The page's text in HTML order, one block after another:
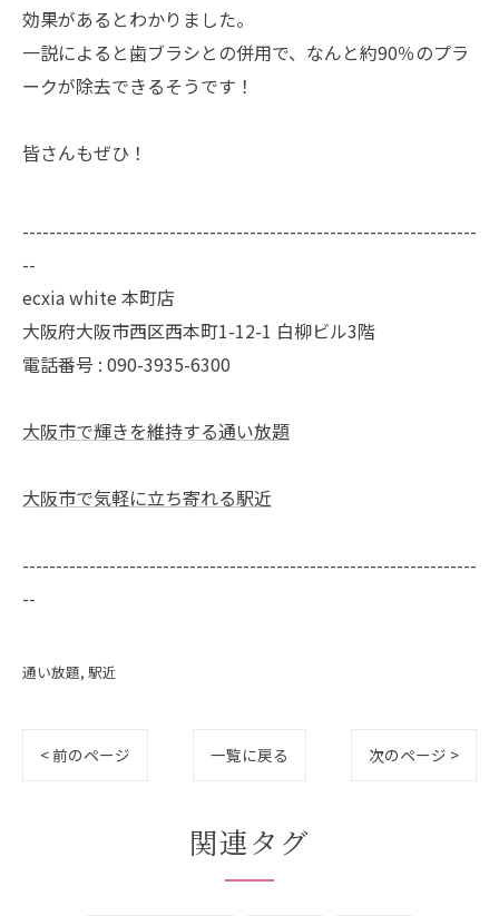
効果があるとわかりました。
一説によると歯ブラシとの併用で、なんと約90％のプラ
ークが除去できるそうです！
皆さんもぜひ！
--------------------------------------------------------------------
--
ecxia white 本町店
大阪府大阪市西区西本町1-12-1 白柳ビル3階
電話番号 : 090-3935-6300
大阪市で輝きを維持する通い放題
大阪市で気軽に立ち寄れる駅近
--------------------------------------------------------------------
--
通い放題 駅近
< 前のページ 一覧に戻る 次のページ >
関連タグ